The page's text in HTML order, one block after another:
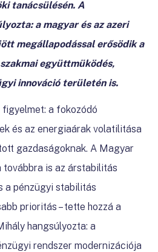
tanácsülésén. A
a magyar és az azeri
megállapodással erősödik a
együttmüködés,
innováció területén is.
a fokozódó
és az energiaárak volatilitása
gazdaságoknak. A Magyar
továbbra is az árstabilitás
a pénzügyi stabilitás
prioritás – tette hozzá a
hangsúlyozta: a
rendszer modernizációja